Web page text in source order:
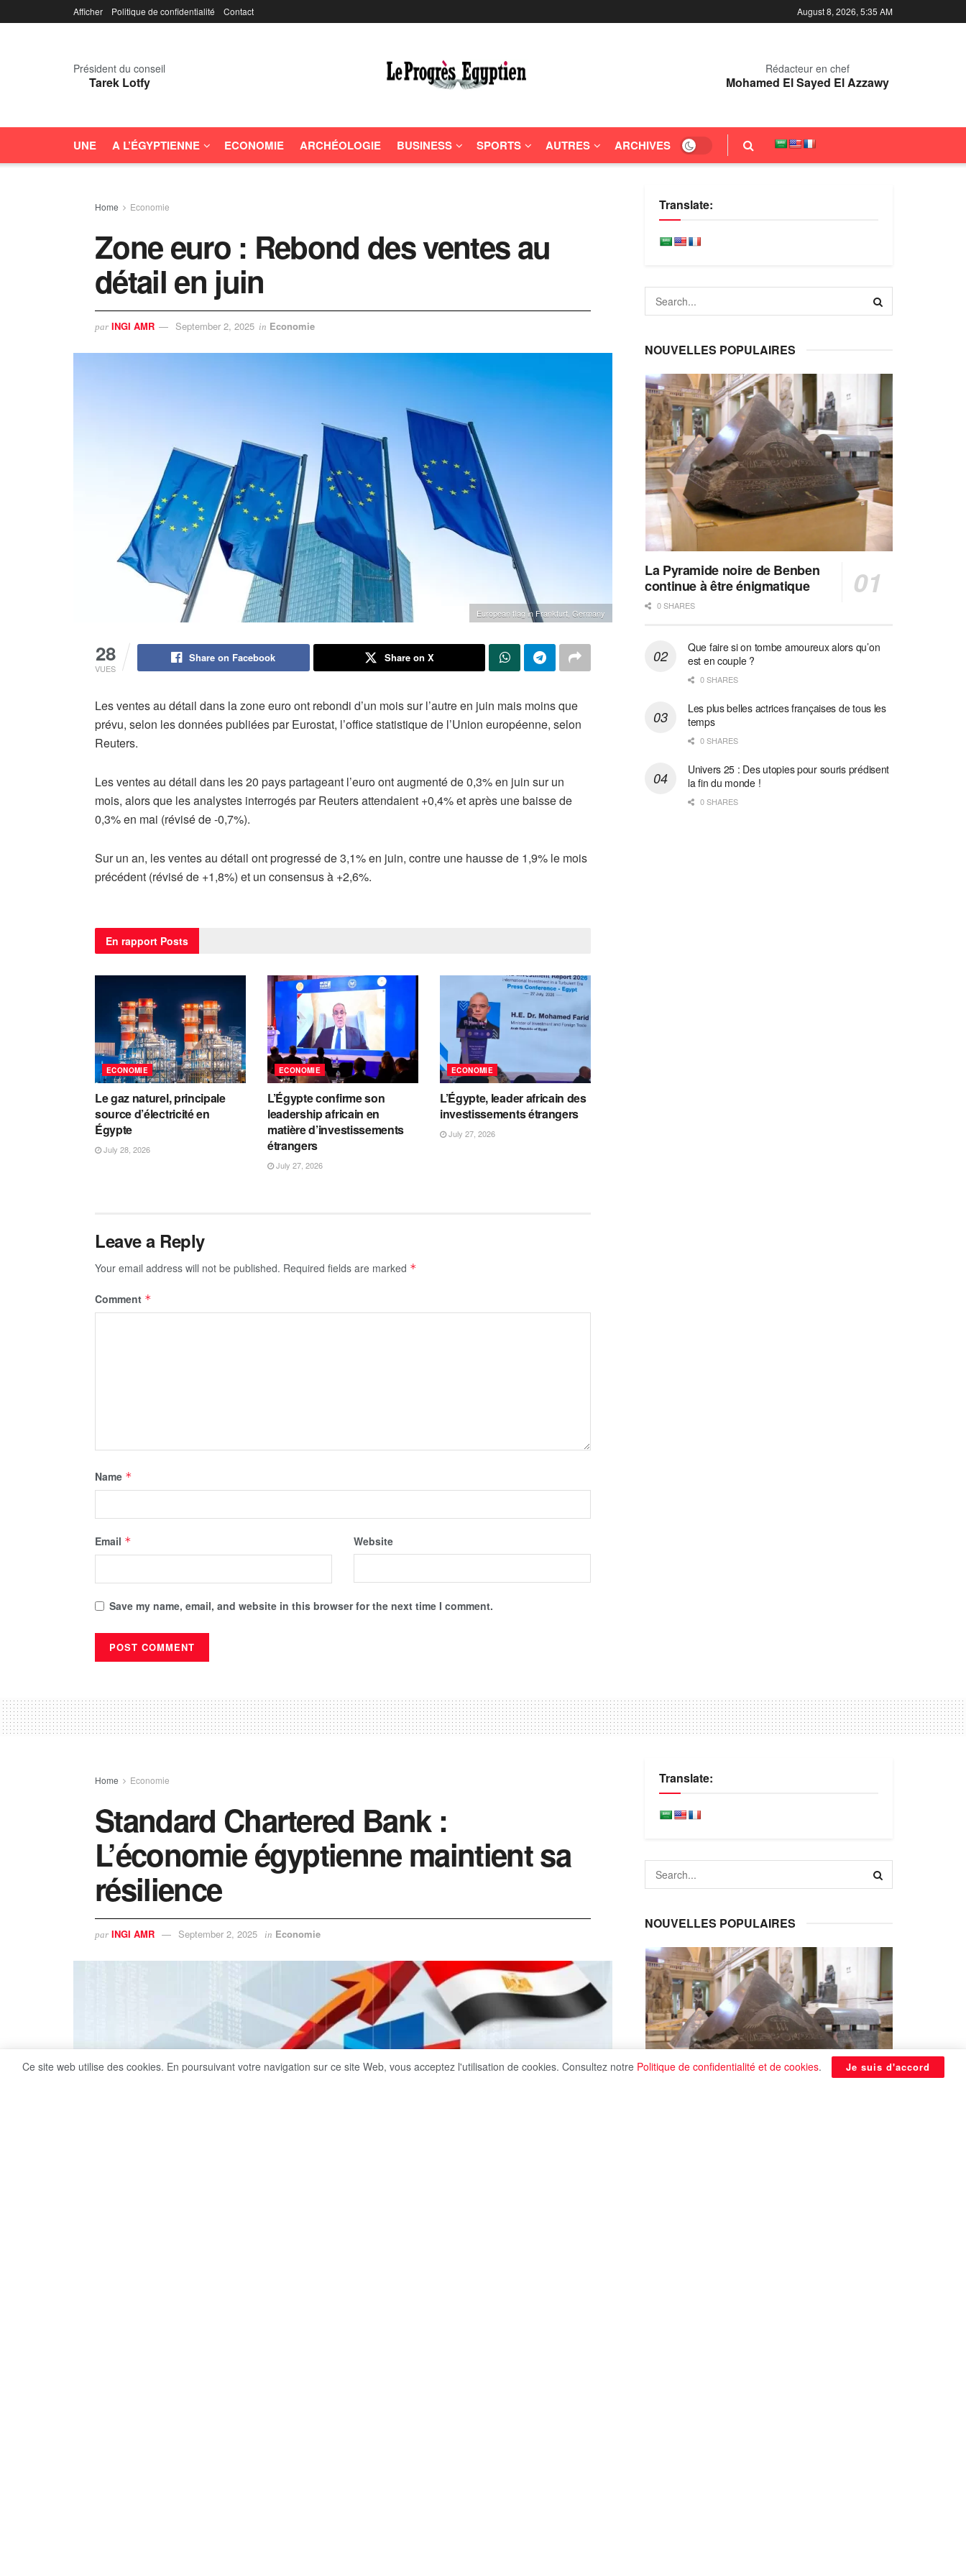
Afficher Politique de confidentialité Contact August 8, 2026, 5:35 AM
Président du conseil
Tarek Lotfy
Rédacteur en chef
Mohamed El Sayed El Azzawy
UNE A L’ÉGYPTIENNE ECONOMIE ARCHÉOLOGIE BUSINESS SPORTS AUTRES ARCHIVES
Home Economie
Zone euro : Rebond des ventes au
détail en juin
par INGI AMR September 2, 2025 in Economie
European flag in Frankfurt, Germany
28
VUES
Share on Facebook Share on X
Les ventes au détail dans la zone euro ont rebondi d’un mois sur l’autre en juin mais moins que
prévu, selon les données publiées par Eurostat, l’office statistique de l’Union européenne, selon
Reuters.
Les ventes au détail dans les 20 pays partageant l’euro ont augmenté de 0,3% en juin sur un
mois, alors que les analystes interrogés par Reuters attendaient +0,4% et après une baisse de
0,3% en mai (révisé de -0,7%).
Sur un an, les ventes au détail ont progressé de 3,1% en juin, contre une hausse de 1,9% le mois
précédent (révisé de +1,8%) et un consensus à +2,6%.
En rapport Posts
ECONOMIE
Le gaz naturel, principale
source d’électricité en
Égypte
July 28, 2026
ECONOMIE
L’Égypte confirme son
leadership africain en
matière d’investissements
étrangers
July 27, 2026
ECONOMIE
L’Égypte, leader africain des
investissements étrangers
July 27, 2026
Leave a Reply
Your email address will not be published. Required fields are marked *
Comment *
Name *
Email * Website
Save my name, email, and website in this browser for the next time I comment.
Translate:
NOUVELLES POPULAIRES
La Pyramide noire de Benben
continue à être énigmatique
0 SHARES
Que faire si on tombe amoureux alors qu’on
est en couple ?
0 SHARES
Les plus belles actrices françaises de tous les
temps
0 SHARES
Univers 25 : Des utopies pour souris prédisent
la fin du monde !
0 SHARES
Home Economie
Standard Chartered Bank :
L’économie égyptienne maintient sa
résilience
par INGI AMR September 2, 2025 in Economie
Translate:
NOUVELLES POPULAIRES
Ce site web utilise des cookies. En poursuivant votre navigation sur ce site Web, vous acceptez l'utilisation de cookies. Consultez notre Politique de confidentialité et de cookies. Je suis d'accord